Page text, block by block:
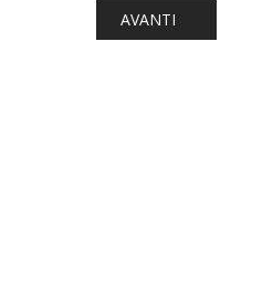
FERROVIE: AGGREDISCE
ARTICOLO
AVANTI